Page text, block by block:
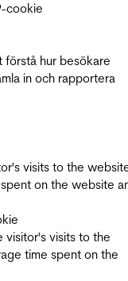
cookie
förstå hur besökare
in och rapportera
visits to the
on the website
visitor's visits to the
time spent on the